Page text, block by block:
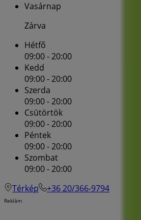
Vasárnap
Zárva
Hétfő
09:00 - 20:00
Kedd
09:00 - 20:00
Szerda
09:00 - 20:00
Csütörtök
09:00 - 20:00
Péntek
09:00 - 20:00
Szombat
09:00 - 20:00
Térkép
+36 20/366-9794
Reklám